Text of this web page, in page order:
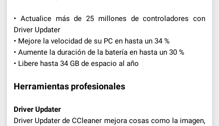
• Actualice más de 25 millones de controladores con
Driver Updater
• Mejore la velocidad de su PC en hasta un 34 %
• Aumente la duración de la batería en hasta un 30 %
• Libere hasta 34 GB de espacio al año
Herramientas profesionales
Driver Updater
Driver Updater de CCleaner mejora cosas como la imagen,